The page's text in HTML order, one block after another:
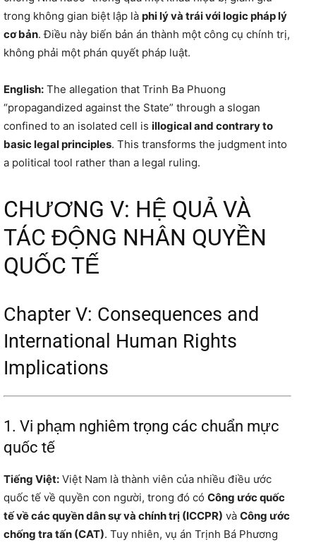
trong không gian biệt lập là phi lý và trái với logic pháp lý
cơ bản. Điều này biến bản án thành một công cụ chính trị,
không phải một phán quyết pháp luật.
English: The allegation that Trinh Ba Phuong
“propagandized against the State” through a slogan
confined to an isolated cell is illogical and contrary to
basic legal principles. This transforms the judgment into
a political tool rather than a legal ruling.
CHƯƠNG V: HỆ QUẢ VÀ
TÁC ĐỘNG NHÂN QUYỀN
QUỐC TẾ
Chapter V: Consequences and
International Human Rights
Implications
1. Vi phạm nghiêm trọng các chuẩn mực
quốc tế
Tiếng Việt: Việt Nam là thành viên của nhiều điều ước
quốc tế về quyền con người, trong đó có Công ước quốc
tế về các quyền dân sự và chính trị (ICCPR) và Công ước
chống tra tấn (CAT). Tuy nhiên, vụ án Trịnh Bá Phương